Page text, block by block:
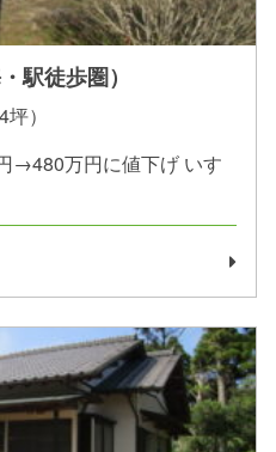
駅徒歩圏）
）
→480万円に値下げ いす